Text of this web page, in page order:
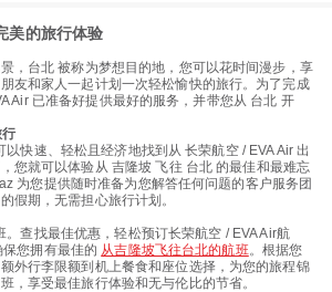
美的旅行体验
，台北 被称为梦想目的地，您可以花时间漫步，享
友和家人一起计划一次轻松愉快的旅行。为了完成
Air 已准备好提供最好的服务，并带您从 台北 开
快速、轻松且经济地找到从 长荣航空 / EVA Air 出
您就可以体验从 吉隆坡 飞往 台北 的最佳和最难忘
为您提供随时准备为您解答任何问题的客户服务团
假期，无需担心旅行计划。
查找最佳优惠，轻松预订长荣航空 / EVA Air航
您拥有最佳的 从吉隆坡飞往台北的航班。根据您
外行李限额到机上餐食和座位选择，为您的旅程锦
，享受最佳旅行体验和无与伦比的节省。